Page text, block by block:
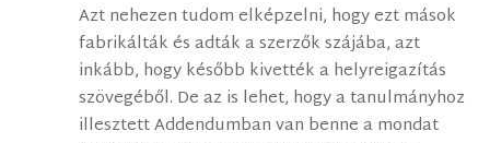
Azt nehezen tudom elképzelni, hogy ezt mások
fabrikálták és adták a szerzők szájába, azt
inkább, hogy később kivették a helyreigazítás
szövegéből. De az is lehet, hogy a tanulmányhoz
illesztett Addendumban van benne a mondat